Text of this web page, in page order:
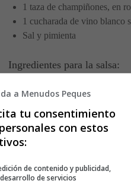
1 taza de champiñones, en
1 cucharada de vino blanco
Sal y pimienta
Ingredientes para la salsa:
3 cucharadas de
3 cucharadas de harina para
2 tazas de leche entera
115 gramos de queso
Elaboración del
a Menudos Peques
tu consentimiento
con estos
de contenido y publicidad,
de servicios